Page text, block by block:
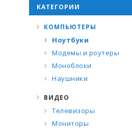
КАТЕГОРИИ
КОМПЬЮТЕРЫ
Ноутбуки
Модемы и роутеры
Моноблоки
Наушники
ВИДЕО
Телевизоры
Мониторы